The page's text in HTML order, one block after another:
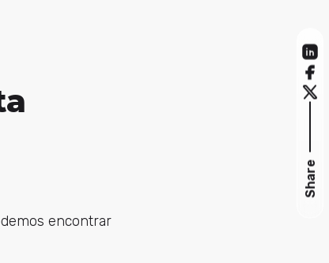
encontrar
Share